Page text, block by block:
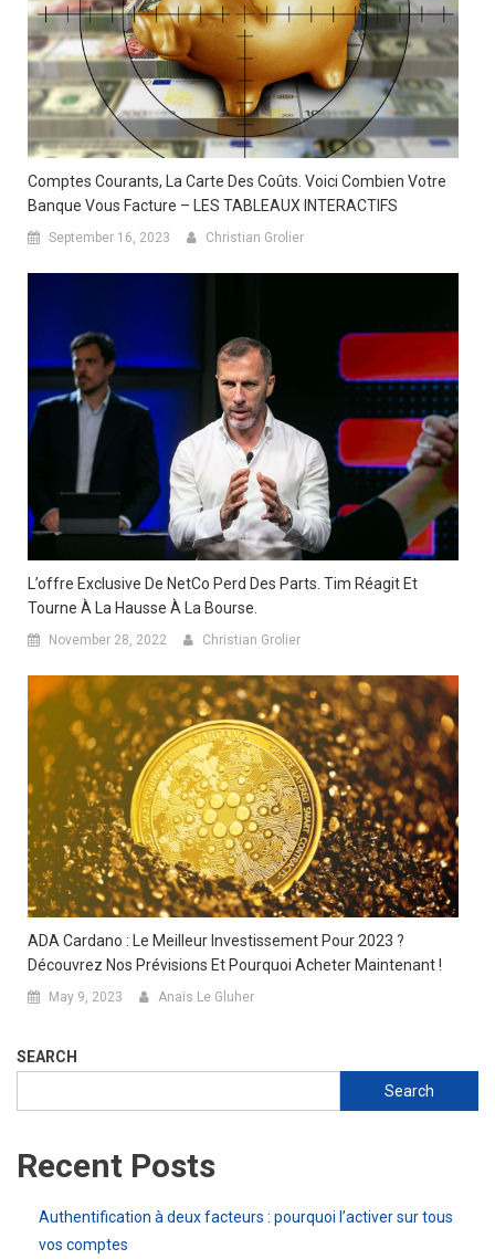
Comptes Courants, La Carte Des Coûts. Voici Combien Votre
Banque Vous Facture – LES TABLEAUX INTERACTIFS
September 16, 2023 Christian Grolier
L’offre Exclusive De NetCo Perd Des Parts. Tim Réagit Et
Tourne À La Hausse À La Bourse.
November 28, 2022 Christian Grolier
ADA Cardano : Le Meilleur Investissement Pour 2023 ?
Découvrez Nos Prévisions Et Pourquoi Acheter Maintenant !
May 9, 2023 Anaïs Le Gluher
SEARCH
Search
Recent Posts
Authentification à deux facteurs : pourquoi l’activer sur tous
vos comptes